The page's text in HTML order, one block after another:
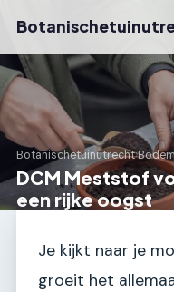
Botanischetuinutrecht›
DCM Meststof
een rijke oogst
Je kijkt naar je
groeit het